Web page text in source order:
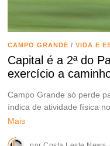
CAMPO GRANDE / VIDA E
Capital é a 2ª do
exercício a
Campo Grande só perde
índica de atividade física
Mais